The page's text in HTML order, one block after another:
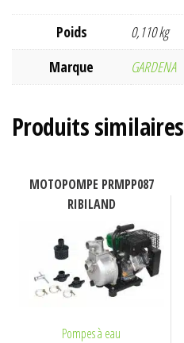
Poids
0,110 kg
Marque
GARDENA
Produits similaires
MOTOPOMPE PRMPP087
RIBILAND
Pompes à eau